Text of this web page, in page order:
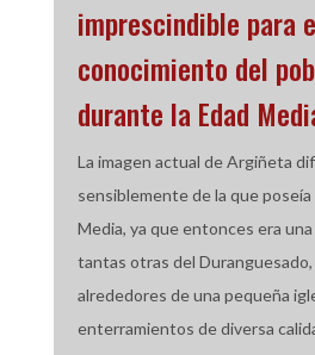
imprescindible para
conocimiento del
durante la Edad
La imagen actual de Argiñeta
sensiblemente de la que poseía
Media, ya que entonces era
tantas otras del Duranguesado,
alrededores de una pequeña
enterramientos de diversa